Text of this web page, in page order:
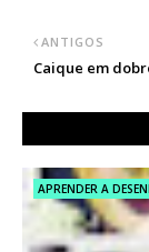
ANTIGOS
Caique em
APRENDER A